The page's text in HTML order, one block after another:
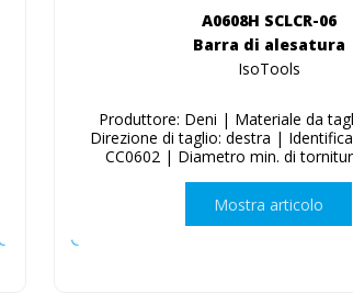
A0608H SCLCR-06
Barra di alesatura
IsoTools
Produttore: Deni | Materiale da
Direzione di taglio: destra |
CC0602 | Diametro min. di
Mostra articolo